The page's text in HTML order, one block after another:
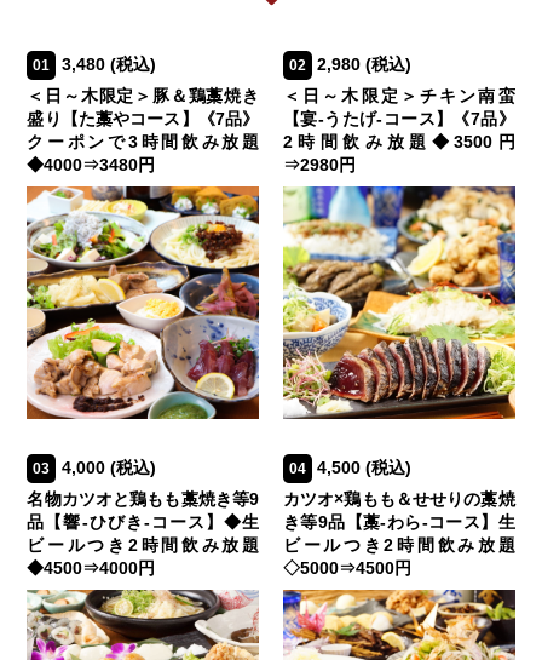
01 3,480(税込)
＜日～木限定＞豚＆鶏藁焼き
盛り【た藁やコース】《7品》
クーポンで3時間飲み放題
◆4000⇒3480円
02 2,980 (税込)
＜日～木限定＞チキン南蛮
【宴-うたげ-コース】《7品》
2時間飲み放題◆3500円
⇒2980円
03 4,000(税込)
名物カツオと鶏もも藁焼き等9
品【響-ひびき-コース】◆生
ビールつき2時間飲み放題
◆4500⇒4000円
04 4,500 (税込)
カツオ×鶏もも＆せせりの藁焼
き等9品【藁-わら-コース】生
ビールつき2時間飲み放題
◇5000⇒4500円